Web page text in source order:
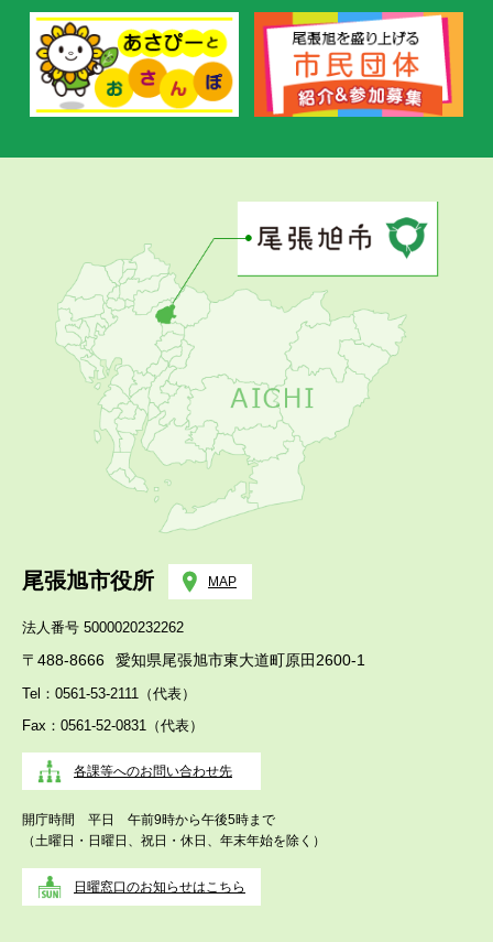
尾張旭市役所 MAP
法人番号 5000020232262
〒488-8666 愛知県尾張旭市東大道町原田2600-1
Tel：0561-53-2111（代表）
Fax：0561-52-0831（代表）
各課等へのお問い合わせ先
開庁時間 平日 午前9時から午後5時まで
（土曜日・日曜日、祝日・休日、年末年始を除く）
日曜窓口のお知らせはこちら